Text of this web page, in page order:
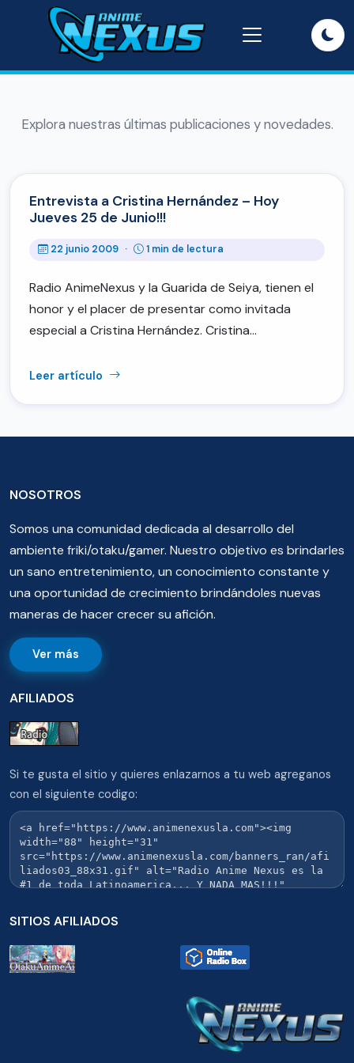
Explora nuestras últimas publicaciones y novedades.
Entrevista a Cristina Hernández – Hoy
Jueves 25 de Junio!!!
22 junio 2009 · 1 min de lectura
Radio AnimeNexus y la Guarida de Seiya, tienen el
honor y el placer de presentar como invitada
especial a Cristina Hernández. Cristina…
Leer artículo
NOSOTROS
Somos una comunidad dedicada al desarrollo del
ambiente friki/otaku/gamer. Nuestro objetivo es brindarles
un sano entretenimiento, un conocimiento constante y
una oportunidad de crecimiento brindándoles nuevas
maneras de hacer crecer su afición.
Ver más
AFILIADOS
Si te gusta el sitio y quieres enlazarnos a tu web agreganos
con el siguiente codigo:
SITIOS AFILIADOS